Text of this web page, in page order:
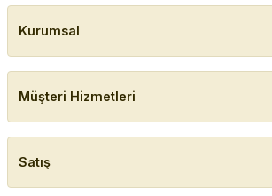
Kurumsal
Müşteri Hizmetleri
Satış